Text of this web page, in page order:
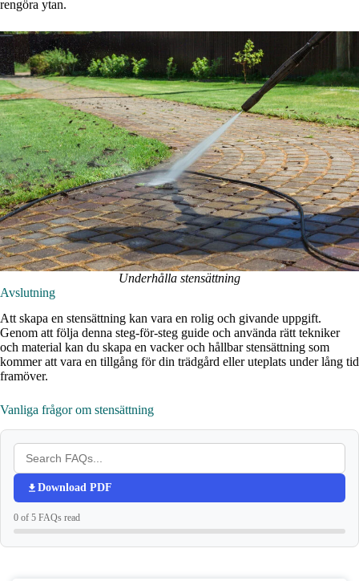
rengöra ytan.
Underhålla stensättning
Avslutning
Att skapa en stensättning kan vara en rolig och givande uppgift.
Genom att följa denna steg-för-steg guide och använda rätt tekniker
och material kan du skapa en vacker och hållbar stensättning som
kommer att vara en tillgång för din trädgård eller uteplats under lång tid
framöver.
Vanliga frågor om stensättning
Download PDF
0 of 5 FAQs read